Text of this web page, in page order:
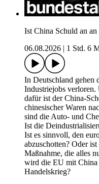
Ist China Schuld an
06.08.2026
1 Std. 6
In Deutschland gehen
Industriejobs
dafür ist der China-
chinesischer Waren
sind die Auto- und
Ist die
Ist es sinnvoll, den
abzuschotten? Oder
Maßnahme, die alles
wird die EU mit China
Handelskrieg?